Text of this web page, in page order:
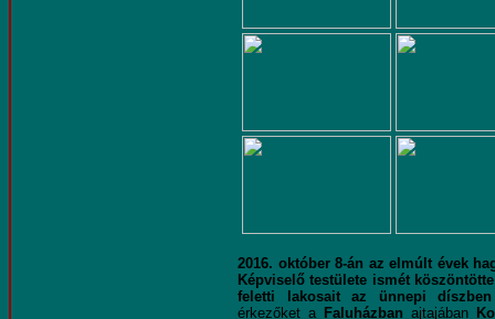
2016. október 8-án az elmúlt évek
Képviselő testülete ismét
feletti lakosait az ünnepi
érkezőket a Faluházban ajtajában